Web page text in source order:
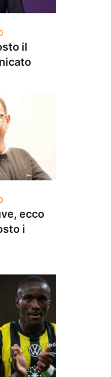
il
ecco
i